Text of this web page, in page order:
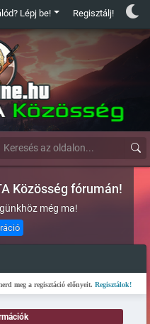
Lépj be! Regisztálj!
Közösség fórumán!
még ma!
a regisztáció előnyeit.Regisztálok!